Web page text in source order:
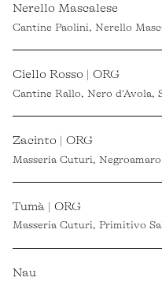
Nerello Mascalese
Cantine Paolini, Nerello
Ciello Rosso | ORG
Cantine Rallo, Nero d’Avola,
Zacinto | ORG
Masseria Cuturi,
Tumà | ORG
Masseria Cuturi, Primitivo
Nau